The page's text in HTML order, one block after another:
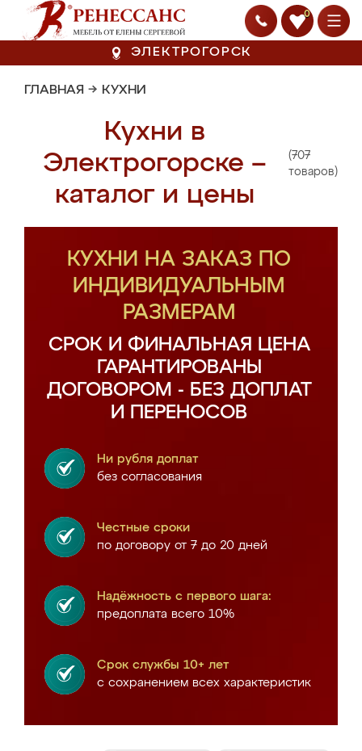
0
ЭЛЕКТРОГОРСК
ГЛАВНАЯ → КУХНИ
Кухни в
Электрогорске –
каталог и цены
(707
товаров)
КУХНИ НА ЗАКАЗ ПО
ИНДИВИДУАЛЬНЫМ
РАЗМЕРАМ
СРОК И ФИНАЛЬНАЯ ЦЕНА
ГАРАНТИРОВАНЫ
ДОГОВОРОМ - БЕЗ ДОПЛАТ
И ПЕРЕНОСОВ
Ни рубля доплат
без согласования
Честные сроки
по договору от 7 до 20 дней
Надёжность с первого шага:
предоплата всего 10%
Срок службы 10+ лет
с сохранением всех характеристик